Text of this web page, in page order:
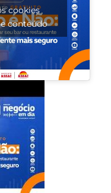
cookies
conteúdo